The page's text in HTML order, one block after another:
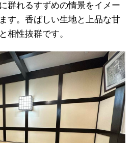
群れるすずめの情景をイメー
す。香ばしい生地と上品な甘
相性抜群です。